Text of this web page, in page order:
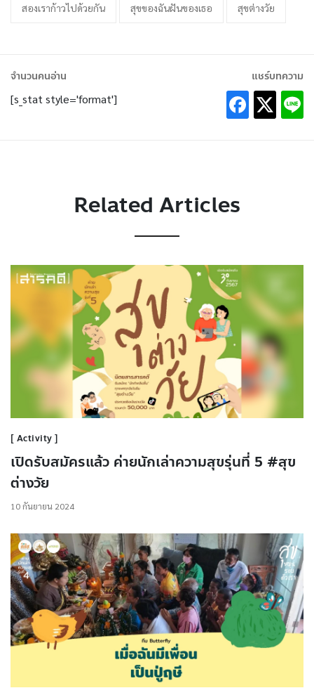
สองเราก้าวไปด้วยกัน สุขของฉันฝันของเธอ สุขต่างวัย
จำนวนคนอ่าน
[s_stat style='format']
แชร์บทความ
Related Articles
Activity
เปิดรับสมัครแล้ว ค่ายนักเล่าความสุขรุ่นที่ 5 #สุข
ต่างวัย
10 กันยายน 2024